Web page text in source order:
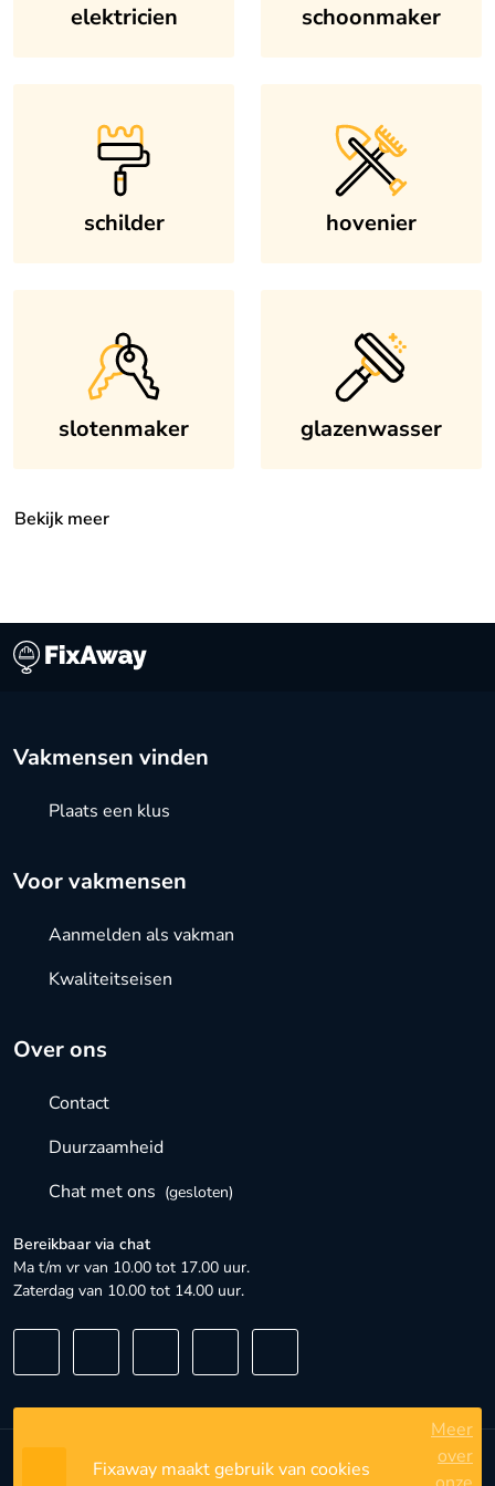
elektricien schoonmaker
schilder hovenier
slotenmaker glazenwasser
Bekijk meer
Over ons
Contact
Duurzaamheid
Chat met ons (gesloten)
Bereikbaar via chat
Ma t/m vr van 10.00 tot 17.00 uur.
Zaterdag van 10.00 tot 14.00 uur.
Vakmensen vinden
Plaats een klus
Voor vakmensen
Aanmelden als vakman
Kwaliteitseisen
Algemene voorwaarden
Fixaway maakt gebruik van cookies
Meer
over